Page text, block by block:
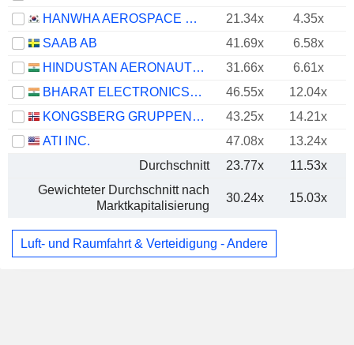
HANWHA AEROSPACE CO., LTD.
21.34x
4.35x
SAAB AB
41.69x
6.58x
HINDUSTAN AERONAUTICS LIMITED
31.66x
6.61x
BHARAT ELECTRONICS LIMITED
46.55x
12.04x
KONGSBERG GRUPPEN ASA
43.25x
14.21x
ATI INC.
47.08x
13.24x
Durchschnitt
23.77x
11.53x
Gewichteter Durchschnitt nach
Marktkapitalisierung
30.24x 15.03x
Luft- und Raumfahrt & Verteidigung - Andere